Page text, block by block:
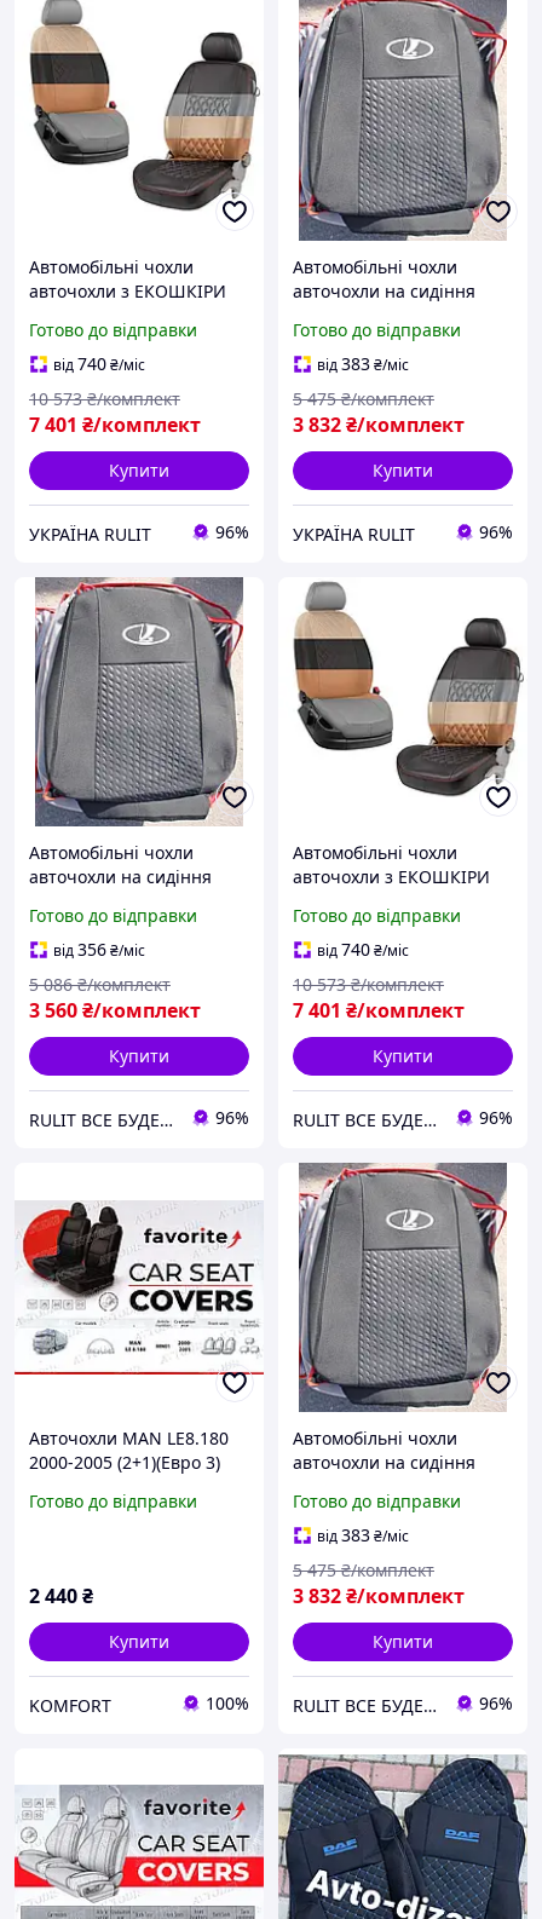
Автомобільні чохли
авточохли з ЕКОШКІРИ
Favorite Лада 2110 2
Готово до відправки
від740₴/міс
7 401 ₴/комплект
10 573 ₴/комплект
Купити
УКРАЇНА RULIT 96%
Автомобільні чохли
авточохли на сидіння
Favorite чорні Лада 2112 2
Готово до відправки
від383₴/міс
3 832₴/комплект
5 475 ₴/комплект
Купити
УКРАЇНА RULIT 96%
Автомобільні чохли
авточохли на сидіння
99- Favorite чорні Лада
2115 3
Готово до відправки
від356₴/міс
3 560₴/комплект
5 086 ₴/комплект
Купити
RULIT ВСЕ БУДЕ УКРАЇНА!!! 96%
Автомобільні чохли
авточохли з ЕКОШКІРИ
Favorite Лада 2110
Готово до відправки
від740₴/міс
7 401 ₴/комплект
10 573 ₴/комплект
Купити
RULIT ВСЕ БУДЕ УКРАЇНА!!! 96%
Авточохли MAN LE8.180
2000-2005 (2+1)(Eвро 3)
Готово до відправки
2 440₴
Купити
KOMFORT 100%
Автомобільні чохли
авточохли на сидіння
Favorite чорні Лада 2112 2
Готово до відправки
від383₴/міс
3 832₴/комплект
5 475 ₴/комплект
Купити
RULIT ВСЕ БУДЕ УКРАЇНА!!! 96%